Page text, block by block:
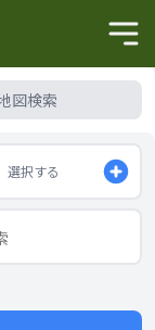
図検索
選択する